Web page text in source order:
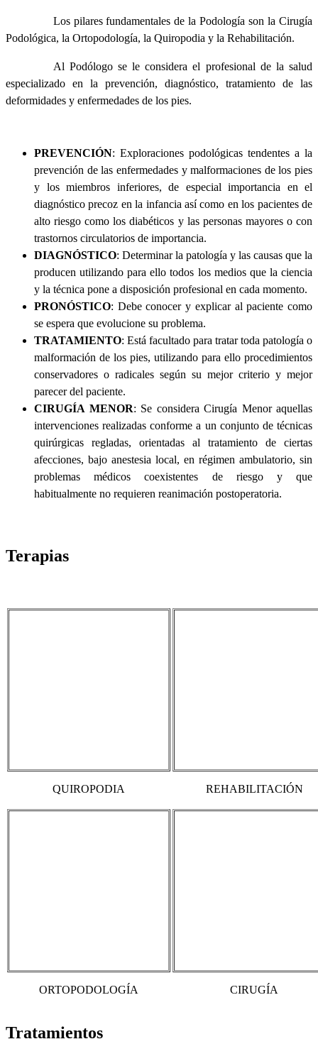
Los pilares fundamentales de la Podología son la Cirugía
Podológica, la Ortopodología, la Quiropodia y la Rehabilitación.
Al Podólogo se le considera el profesional de la salud
especializado en la prevención, diagnóstico, tratamiento de las
deformidades y enfermedades de los pies.
PREVENCIÓN: Exploraciones podológicas tendentes a la
prevención de las enfermedades y malformaciones de los pies
y los miembros inferiores, de especial importancia en el
diagnóstico precoz en la infancia así como en los pacientes de
alto riesgo como los diabéticos y las personas mayores o con
trastornos circulatorios de importancia.
DIAGNÓSTICO: Determinar la patología y las causas que la
producen utilizando para ello todos los medios que la ciencia
y la técnica pone a disposición profesional en cada momento.
PRONÓSTICO: Debe conocer y explicar al paciente como
se espera que evolucione su problema.
TRATAMIENTO: Está facultado para tratar toda patología o
malformación de los pies, utilizando para ello procedimientos
conservadores o radicales según su mejor criterio y mejor
parecer del paciente.
CIRUGÍA MENOR: Se considera Cirugía Menor aquellas
intervenciones realizadas conforme a un conjunto de técnicas
quirúrgicas regladas, orientadas al tratamiento de ciertas
afecciones, bajo anestesia local, en régimen ambulatorio, sin
problemas médicos coexistentes de riesgo y que
habitualmente no requieren reanimación postoperatoria.
Terapias
QUIROPODIA REHABILITACIÓN
ORTOPODOLOGÍA CIRUGÍA
Tratamientos